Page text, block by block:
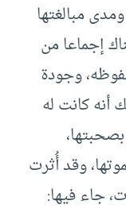
مبالغتها
إجماعا من
وجودة
أنه كانت له
وقد أُثرت
جاء فيها: